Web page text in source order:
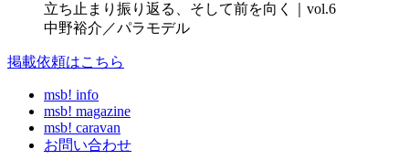
立ち止まり振り返る、そして前を向く｜vol.6
中野裕介／パラモデル
掲載依頼はこちら
msb! info
msb! magazine
msb! caravan
お問い合わせ